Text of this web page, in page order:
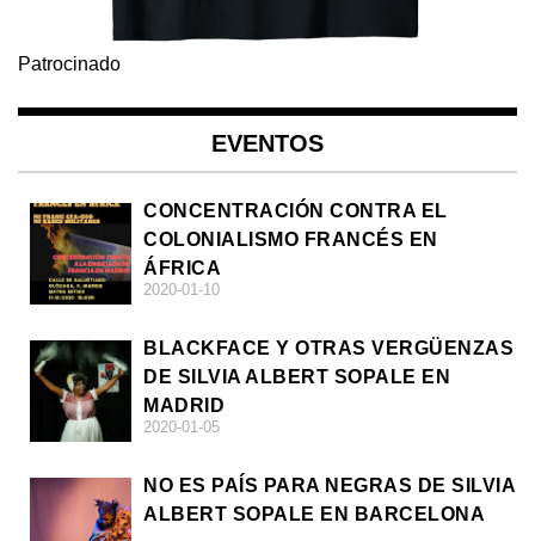
Patrocinado
EVENTOS
CONCENTRACIÓN CONTRA EL
COLONIALISMO FRANCÉS EN
ÁFRICA
2020-01-10
BLACKFACE Y OTRAS VERGÜENZAS
DE SILVIA ALBERT SOPALE EN
MADRID
2020-01-05
NO ES PAÍS PARA NEGRAS DE SILVIA
ALBERT SOPALE EN BARCELONA